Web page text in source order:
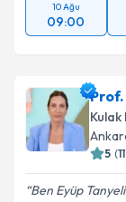
10 Ağu
09:00
Prof.
Kulak
5 (11
Ben Eyüp